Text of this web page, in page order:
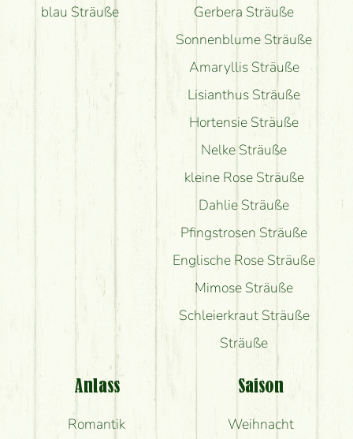
blau Sträuße
Gerbera Sträuße
Sonnenblume Sträuße
Amaryllis Sträuße
Lisianthus Sträuße
Hortensie Sträuße
Nelke Sträuße
kleine Rose Sträuße
Dahlie Sträuße
Pfingstrosen Sträuße
Englische Rose Sträuße
Mimose Sträuße
Schleierkraut Sträuße
Sträuße
Anlass
Romantik
Saison
Weihnacht